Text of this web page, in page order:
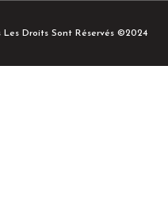
Les Droits Sont Réservés ©2024